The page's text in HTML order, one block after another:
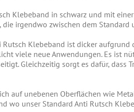
Klebeband in schwarz und mit
irgendwo zwischen dem Standard
Rutsch Klebeband ist dicker
viele neue Anwendungen. Es ist
Gleichzeitig sorgt es dafür, dass
auf unebenen Oberflächen wie
wo unser Standard Anti Rutsch